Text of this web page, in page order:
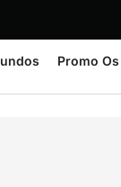
Promo